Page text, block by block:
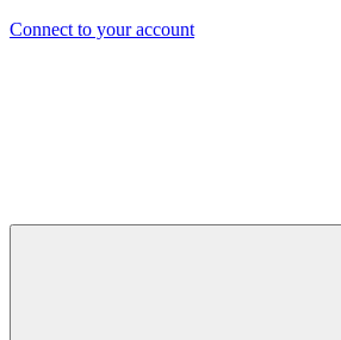
Connect to your account